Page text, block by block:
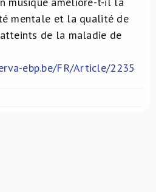
mentale et la qualité de
de la maladie de
ebp.be/FR/Article/2235